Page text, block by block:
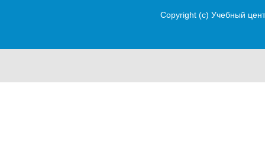
Copyright (c) Учебный